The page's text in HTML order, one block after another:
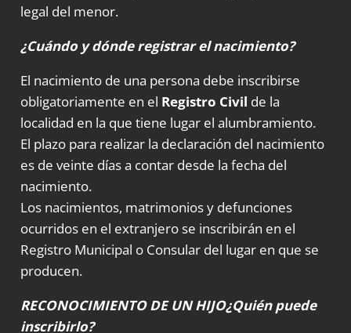
legal del menor.
¿Cuándo y dónde registrar el nacimiento?
El nacimiento de una persona debe inscribirse
obligatoriamente en el Registro Civil de la
localidad en la que tiene lugar el alumbramiento.
El plazo para realizar la declaración del nacimiento
es de veinte días a contar desde la fecha del
nacimiento.
Los nacimientos, matrimonios y defunciones
ocurridos en el extranjero se inscribirán en el
Registro Municipal o Consular del lugar en que se
producen.
RECONOCIMIENTO DE UN HIJO¿Quién puede
inscribirlo?